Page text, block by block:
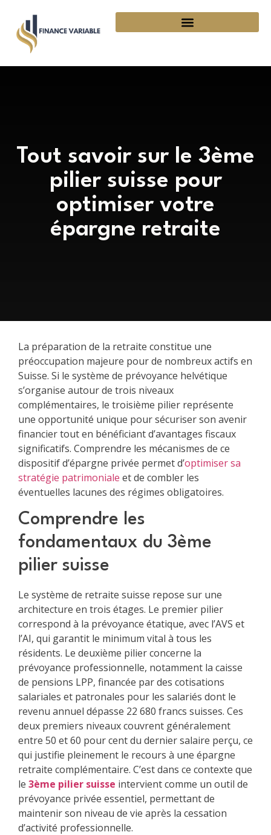
Tout savoir sur le 3ème
pilier suisse pour
optimiser votre
épargne retraite
La préparation de la retraite constitue une
préoccupation majeure pour de nombreux actifs en
Suisse. Si le système de prévoyance helvétique
s’organise autour de trois niveaux
complémentaires, le troisième pilier représente
une opportunité unique pour sécuriser son avenir
financier tout en bénéficiant d’avantages fiscaux
significatifs. Comprendre les mécanismes de ce
dispositif d’épargne privée permet d’optimiser sa
stratégie patrimoniale et de combler les
éventuelles lacunes des régimes obligatoires.
Comprendre les
fondamentaux du 3ème
pilier suisse
Le système de retraite suisse repose sur une
architecture en trois étages. Le premier pilier
correspond à la prévoyance étatique, avec l’AVS et
l’AI, qui garantit le minimum vital à tous les
résidents. Le deuxième pilier concerne la
prévoyance professionnelle, notamment la caisse
de pensions LPP, financée par des cotisations
salariales et patronales pour les salariés dont le
revenu annuel dépasse 22 680 francs suisses. Ces
deux premiers niveaux couvrent généralement
entre 50 et 60 pour cent du dernier salaire perçu, ce
qui justifie pleinement le recours à une épargne
retraite complémentaire. C’est dans ce contexte que
le 3ème pilier suisse intervient comme un outil de
prévoyance privée essentiel, permettant de
maintenir son niveau de vie après la cessation
d’activité professionnelle.